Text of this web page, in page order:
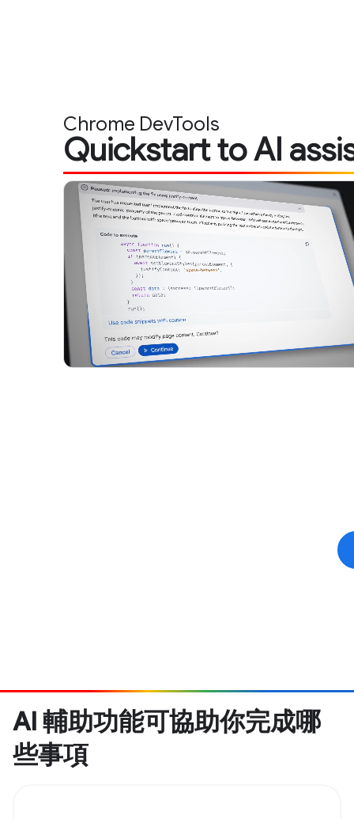
AI 輔助功能可協助你完成哪
些事項